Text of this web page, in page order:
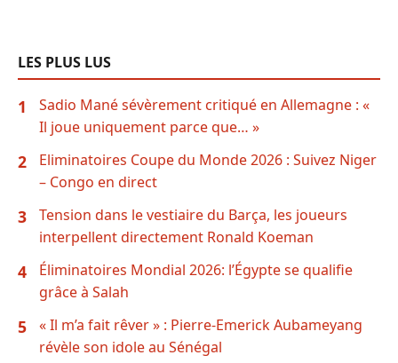
LES PLUS LUS
1
Sadio Mané sévèrement critiqué en Allemagne : «
Il joue uniquement parce que… »
2
Eliminatoires Coupe du Monde 2026 : Suivez Niger
– Congo en direct
3
Tension dans le vestiaire du Barça, les joueurs
interpellent directement Ronald Koeman
4
Éliminatoires Mondial 2026: l’Égypte se qualifie
grâce à Salah
5
« Il m’a fait rêver » : Pierre-Emerick Aubameyang
révèle son idole au Sénégal